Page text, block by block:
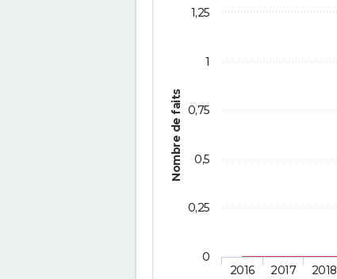
Nombre de faits
2016 2017 2018
0
0,25
0,5
0,75
1
1,25